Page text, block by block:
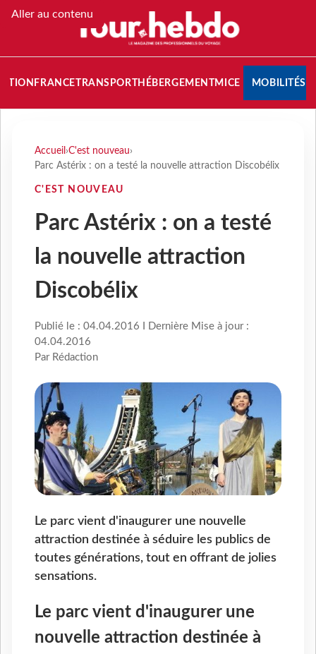
Aller au contenu
FRANCETRANSPORT HÉBERGEMENTMICE MOBILITÉS
Accueil ›C'est nouveau›
Parc Astérix : on a testé la nouvelle attraction Discobélix
C'EST NOUVEAU
Parc Astérix : on a testé
la nouvelle attraction
Discobélix
Publié le : 04.04.2016 I Dernière Mise à jour :
04.04.2016
Par Rédaction
Le parc vient d'inaugurer une nouvelle
attraction destinée à séduire les publics de
toutes générations, tout en offrant de jolies
sensations.
Le parc vient d'inaugurer une
nouvelle attraction destinée à